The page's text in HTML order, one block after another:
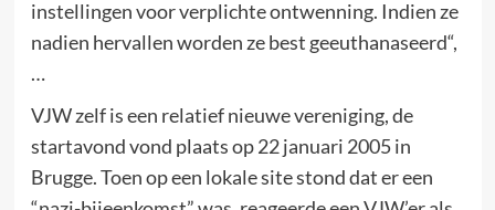
instellingen voor verplichte ontwenning. Indien ze
nadien hervallen worden ze best geeuthanaseerd“,
…
VJW zelf is een relatief nieuwe vereniging, de
startavond vond plaats op 22 januari 2005 in
Brugge. Toen op een lokale site stond dat er een